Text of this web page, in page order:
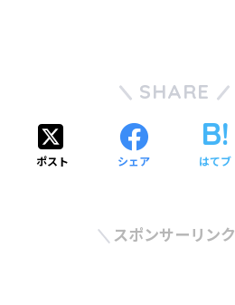
SHARE
ポスト シェア はてブ
スポンサーリンク